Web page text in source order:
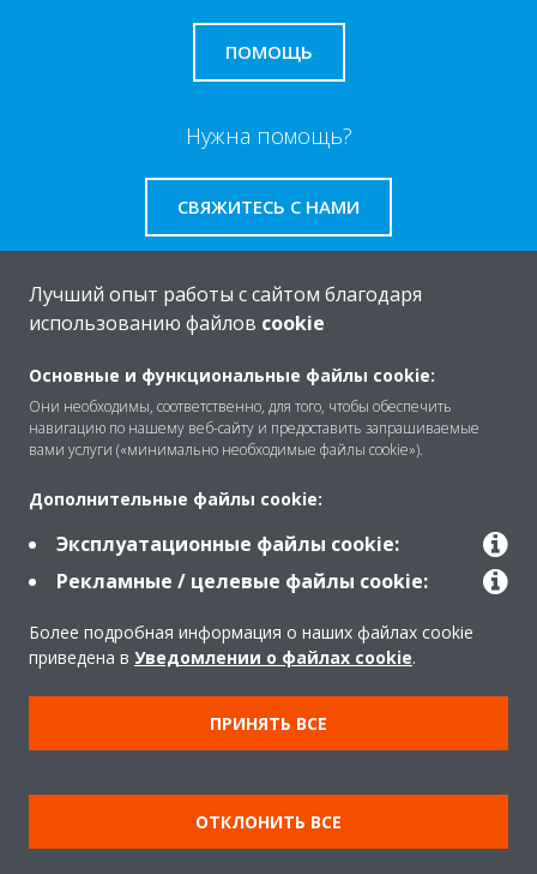
ПОМОЩЬ
Нужна помощь?
СВЯЖИТЕСЬ С НАМИ
Решения
Помощь
Продукты
Copyright © Daikin
Правила
Использование cookie
Конфиденциальность данных
Корпоративная этика
Data Act
Лучший опыт работы с сайтом благодаря
использованию файлов cookie
Основные и функциональные файлы cookie:
Они необходимы, соответственно, для того, чтобы обеспечить
навигацию по нашему веб-сайту и предоставить запрашиваемые
вами услуги («минимально необходимые файлы cookie»).
Дополнительные файлы cookie:
Эксплуатационные файлы cookie:
Рекламные / целевые файлы cookie:
Более подробная информация о наших файлах cookie
приведена в Уведомлении о файлах cookie.
ПРИНЯТЬ ВСЕ
ОТКЛОНИТЬ ВСЕ